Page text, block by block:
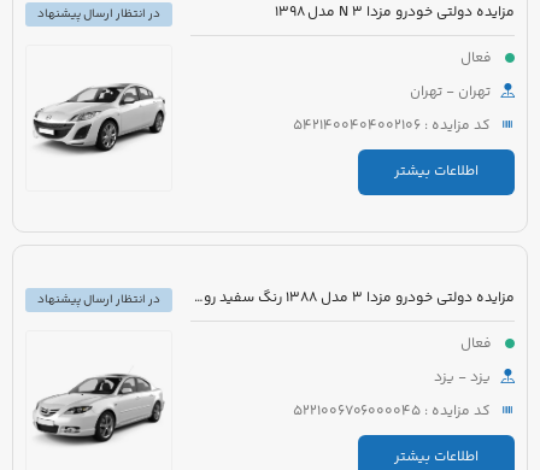
مزایده دولتی خودرو مزدا 3 N مدل 1398
فعال
تهران - تهران
کد مزایده : 5421400404002106
اطلاعات بیشتر
در انتظار ارسال پیشنهاد
مزایده دولتی خودرو مزدا 3 مدل 1388 رنگ سفید روغنی
فعال
یزد - یزد
کد مزایده : 5221006706000045
اطلاعات بیشتر
در انتظار ارسال پیشنهاد